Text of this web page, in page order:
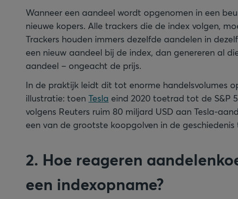
Wanneer een aandeel wordt opgenomen in een
nieuwe kopers. Alle trackers die de index volgen,
Trackers houden immers dezelfde aandelen in
een nieuw aandeel bij de index, dan genereren al
aandeel – ongeacht de prijs.
In de praktijk leidt dit tot enorme handelsvolumes
illustratie: toen Tesla eind 2020 toetrad tot de S&P
volgens Reuters ruim 80 miljard USD aan Tesla-
een van de grootste koopgolven in de geschiedenis
2. Hoe reageren
een indexopname?